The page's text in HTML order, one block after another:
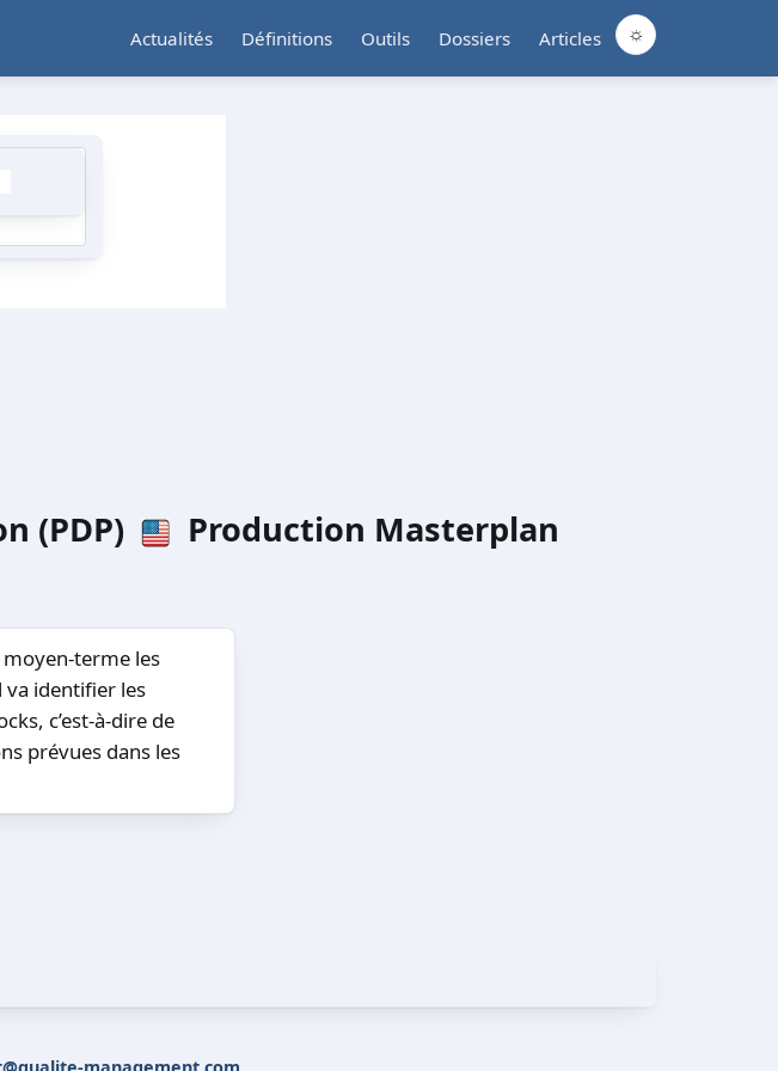
Actualités Définitions Outils Dossiers Articles ☼
(PDP) Production Masterplan
terme les
va identifier les
c’est-à-dire de
prévues dans les